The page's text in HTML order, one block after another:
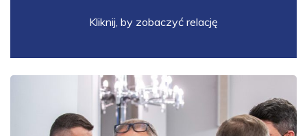
Kliknij, by zobaczyć relację